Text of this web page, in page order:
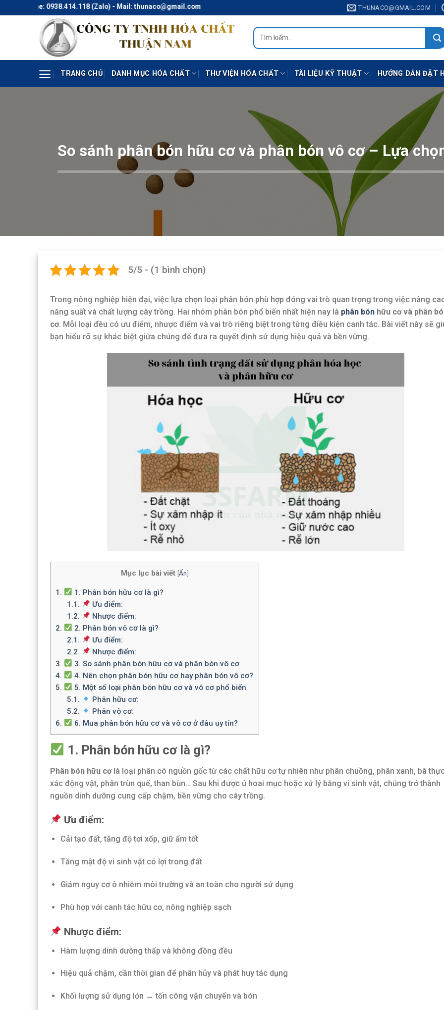
to
0938.414.118 (Zalo) - Mail: thunaco@gmail.com THUNACO@GMAIL.COM
Tìm
kiếm:
TRANG CHỦ DANH MỤC HÓA CHẤT THƯ VIỆN HÓA CHẤT TÀI LIỆU KỸ THUẬT HƯỚNG DẪN ĐẶT
So sánh phân bón hữu cơ và phân bón vô cơ – Lựa
5/5 - (1 bình chọn)
Trong nông nghiệp hiện đại, việc lựa chọn loại phân bón phù hợp đóng vai trò quan trọng trong việc nâng
năng suất và chất lượng cây trồng. Hai nhóm phân bón phổ biến nhất hiện nay là phân bón hữu cơ và phân
cơ. Mỗi loại đều có ưu điểm, nhược điểm và vai trò riêng biệt trong từng điều kiện canh tác. Bài viết này sẽ
bạn hiểu rõ sự khác biệt giữa chúng để đưa ra quyết định sử dụng hiệu quả và bền vững.
Mục lục bài viết [Ẩn]
1.
1. Phân bón hữu cơ là gì?
1.1.
Ưu điểm:
1.2.
Nhược điểm:
2.
2. Phân bón vô cơ là gì?
2.1.
Ưu điểm:
2.2.
Nhược điểm:
3.
3. So sánh phân bón hữu cơ và phân bón vô cơ
4.
4. Nên chọn phân bón hữu cơ hay phân bón vô cơ?
5.
5. Một số loại phân bón hữu cơ và vô cơ phổ biến
5.1.
Phân hữu cơ:
5.2.
Phân vô cơ:
6.
6. Mua phân bón hữu cơ và vô cơ ở đâu uy tín?
1. Phân bón hữu cơ là gì?
Phân bón hữu cơlà loại phân có nguồn gốc từ các chất hữu cơ tự nhiên như phân chuồng, phân xanh, bã
xác động vật, phân trùn quế, than bùn… Sau khi được ủ hoai mục hoặc xử lý bằng vi sinh vật, chúng trở thành
nguồn dinh dưỡng cung cấp chậm, bền vững cho cây trồng.
Ưu điểm:
Cải tạo đất, tăng độ tơi xốp, giữ ẩm tốt
Tăng mật độ vi sinh vật có lợi trong đất
Giảm nguy cơ ô nhiễm môi trường và an toàn cho người sử dụng
Phù hợp với canh tác hữu cơ, nông nghiệp sạch
Nhược điểm:
Hàm lượng dinh dưỡng thấp và không đồng đều
Hiệu quả chậm, cần thời gian để phân hủy và phát huy tác dụng
Khối lượng sử dụng lớn → tốn công vận chuyển và bón